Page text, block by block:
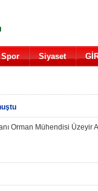
Spor Siyaset
Orman Mühendisi Üzeyir